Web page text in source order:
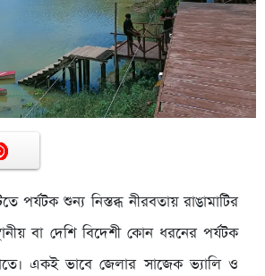
পর্যটক শুন্য নিস্তব্ধ নীরবতায় রাঙামাটির
বা দেশি বিদেশী কোন ধরনের পর্যটক
একই ভাবে জেলার সাজেক ভ্যালি ও